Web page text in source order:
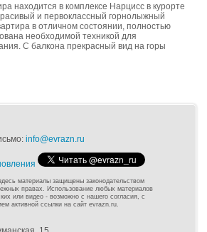
находится в комплексе Нарцисс в курорте
и первоклассный горнолыжный
в отличном состоянии, полностью
необходимой техникой для
С балкона прекрасный вид на горы
info@evrazn.ru
материалы защищены законодательством
правах. Использование любых материалов
или видео - возможно с нашего согласия, с
активной ссылки на сайт evrazn.ru.